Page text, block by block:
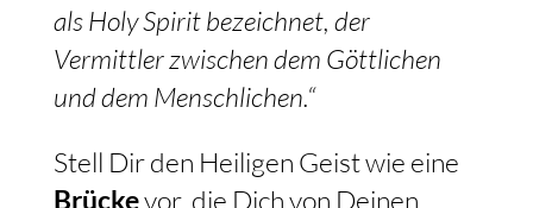
als Holy Spirit bezeichnet, der
Vermittler zwischen dem Göttlichen
und dem Menschlichen.“
Stell Dir den Heiligen Geist wie eine
Brückevor, die Dich von Deinen